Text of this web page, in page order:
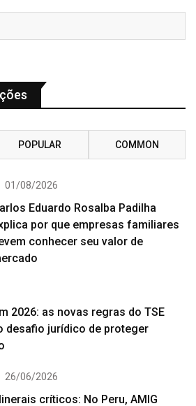
POPULAR COMMON
01/08/2026
Eduardo Rosalba Padilha
por que empresas familiares
conhecer seu valor de
2026: as novas regras do TSE
desafio jurídico de proteger
26/06/2026
críticos: No Peru, AMIG